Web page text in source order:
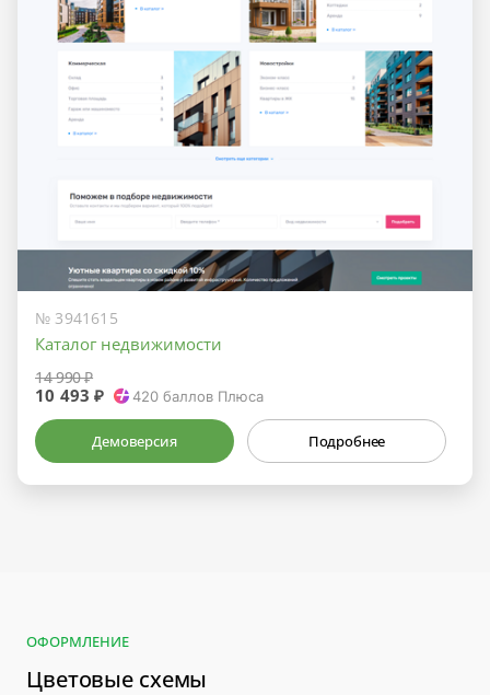
№ 3941615
Каталог недвижимости
14 990 ₽
10 493 ₽ 420баллов Плюса
Демоверсия Подробнее
ОФОРМЛЕНИЕ
Цветовые схемы